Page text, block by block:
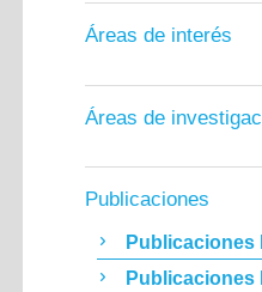
Áreas de interés
Áreas de
Publicaciones
Publicaciones
Publicaciones